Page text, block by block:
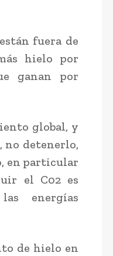
fuera de
hielo por
ganan por
global, y
no detenerlo,
en particular
el C02 es
energías
de hielo en